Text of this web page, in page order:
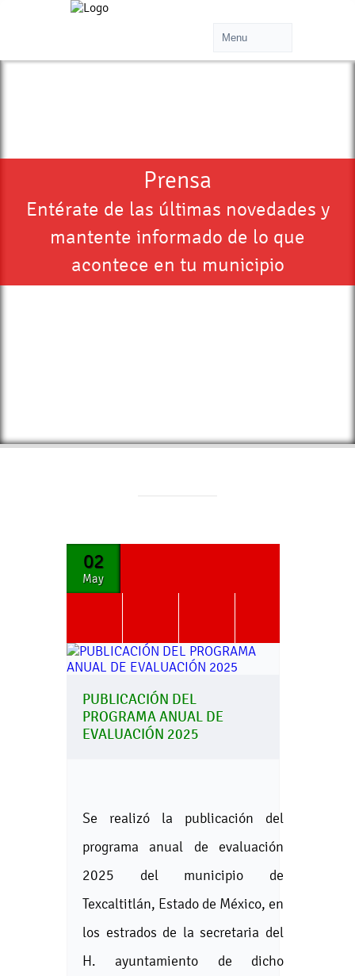
Prensa
Entérate de las últimas novedades y
mantente informado de lo que
acontece en tu municipio
02
May
PUBLICACIÓN DEL
PROGRAMA ANUAL DE
EVALUACIÓN 2025
Se realizó la publicación del
programa anual de evaluación
2025 del municipio de
Texcaltitlán, Estado de México, en
los estrados de la secretaria del
H. ayuntamiento de dicho